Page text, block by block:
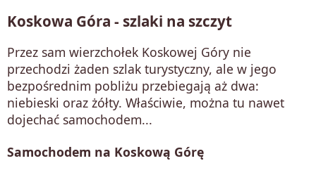
Koskowa Góra - szlaki na szczyt
Przez sam wierzchołek Koskowej Góry nie
przechodzi żaden szlak turystyczny, ale w jego
bezpośrednim pobliżu przebiegają aż dwa:
niebieski oraz żółty. Właściwie, można tu nawet
dojechać samochodem...
Samochodem na Koskową Górę